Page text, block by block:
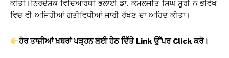
ਕੀਤੀ।ਨਿਰਦੇਸ਼ਕ ਵਿਦਿਆਰਥੀ ਭਲਾਈ ਡਾ. ਕਮਲਜੀਤ ਸਿੰਘ ਸੂਰੀ ਨੇ ਭਵਿੱਖ
ਵਿਚ ਵੀ ਅਜਿਹੀਆਂ ਗਤੀਵਿਧੀਆਂ ਜਾਰੀ ਰੱਖਣ ਦਾ ਅਹਿਦ ਕੀਤਾ।
ਹੋਰ ਤਾਜ਼ੀਆਂ ਖ਼ਬਰਾਂ ਪੜ੍ਹਨ ਲਈ ਹੇਠ ਦਿੱਤੇ Linkਉੱਪਰ Clickਕਰੋ।